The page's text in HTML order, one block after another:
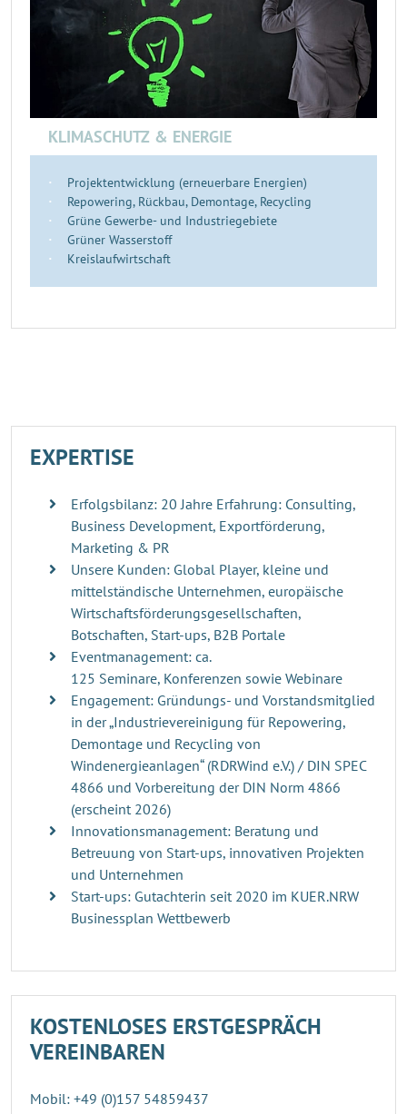
KLIMASCHUTZ & ENERGIE
Projektentwicklung (erneuerbare Energien)
Repowering, Rückbau, Demontage, Recycling
Grüne Gewerbe- und Industriegebiete
Grüner Wasserstoff
Kreislaufwirtschaft
EXPERTISE
Erfolgsbilanz: 20 Jahre Erfahrung: Consulting,
Business Development, Exportförderung,
Marketing & PR
Unsere Kunden: Global Player, kleine und
mittelständische Unternehmen, europäische
Wirtschaftsförderungsgesellschaften,
Botschaften, Start-ups, B2B Portale
Eventmanagement: ca.
125 Seminare, Konferenzen sowie Webinare
Engagement: Gründungs- und Vorstandsmitglied
in der „Industrievereinigung für Repowering,
Demontage und Recycling von
Windenergieanlagen“ (RDRWind e.V.) / DIN SPEC
4866 und Vorbereitung der DIN Norm 4866
(erscheint 2026)
Innovationsmanagement: Beratung und
Betreuung von Start-ups, innovativen Projekten
und Unternehmen
Start-ups: Gutachterin seit 2020 im KUER.NRW
Businessplan Wettbewerb
KOSTENLOSES ERSTGESPRÄCH
VEREINBAREN
Mobil: +49 (0)157 54859437